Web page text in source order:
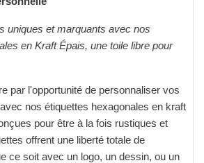
uniques et marquants avec nos
en Kraft Épais, une toile libre pour
par l'opportunité de personnaliser vos
nos étiquettes hexagonales en kraft
pour être à la fois rustiques et
offrent une liberté totale de
ce soit avec un logo, un dessin, ou un